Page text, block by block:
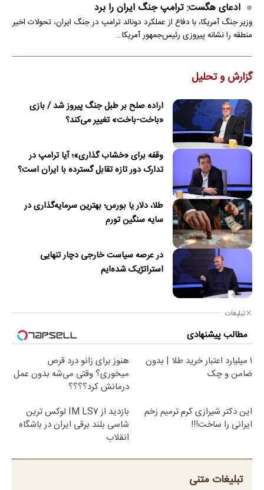
ادعای هگست: ترامپ جنگ ایران را برد
وزیر جنگ آمریکا، با دفاع از عملکرد دونالد ترامپ در جنگ ایران، تحولات اخیر
منطقه را نشانه پیروزی رئیس‌جمهور آمریکا…
گزارش و تحلیل
اراده صلح بر طبل جنگ پیروز شد / بازی
«باخت-باخت» تغییر می‌کند؟
وقفه برای «خشاب گذاری»؛ آیا ترامپ در
تدارک دور تازه تقابل گسترده با ایران است؟
طلا، دلار یا بورس؛ بهترین سرمایه‌گذاری در
سایه سنگین تورم
در عرصه سیاست خارجی دچار تنهایی
استراتژیک شده‌ایم
تبلیغات
مطالب پیشنهادی
۱ میلیارد اعتبار خرید طلا | بدون
ضامن و چک
هنوز برای زانو درد قرص
میخوری؟ وقتی می‌شه بدون عمل
درمانش کرد؟؟؟؟
این دکتر شیرازی کرم ترمیم زخم
ایرانی را ساخت!!!
بازدید از IM LS7 لوکس ترین
شاسی بلند برقی ایران در باشگاه
انقلاب
تبلیغات متنی